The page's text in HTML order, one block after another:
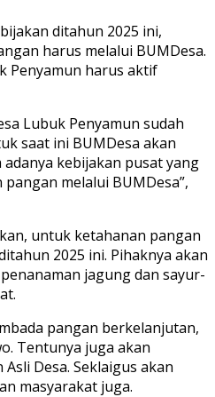
ditahun 2025 ini,
harus melalui BUMDesa.
Penyamun harus aktif
Lubuk Penyamun sudah
saat ini BUMDesa akan
kebijakan pusat yang
melalui BUMDesa”,
untuk ketahanan pangan
2025 ini. Pihaknya akan
jagung dan sayur-
pangan berkelanjutan,
Tentunya juga akan
Desa. Seklaigus akan
masyarakat juga.